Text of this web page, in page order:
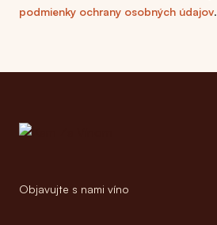
podmienky ochrany osobných údajov.
Objavujte s nami víno